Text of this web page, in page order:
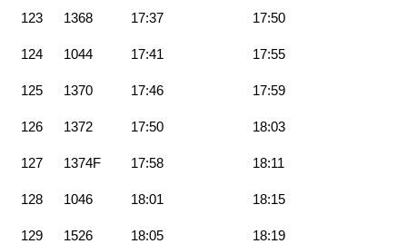
123 1368 17:37 17:50
124 1044 17:41 17:55
125 1370 17:46 17:59
126 1372 17:50 18:03
127 1374F 17:58 18:11
128 1046 18:01 18:15
129 1526 18:05 18:19